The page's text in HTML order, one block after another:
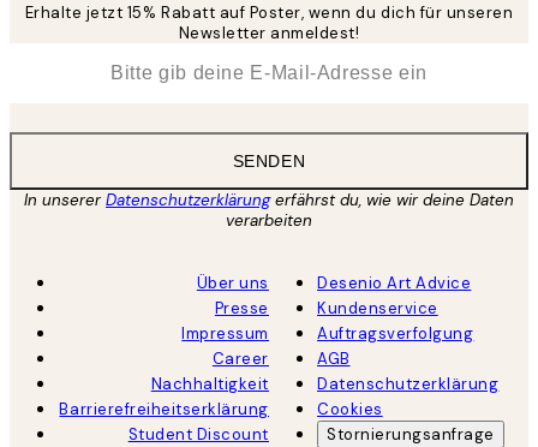
Erhalte jetzt 15% Rabatt auf Poster, wenn du dich für unseren
Newsletter anmeldest!
SENDEN
In unsererDatenschutzerklärungerfährst du, wie wir deine Daten
verarbeiten
Über uns
Presse
Impressum
Career
Nachhaltigkeit
Barrierefreiheitserklärung
Student Discount
Desenio Art Advice
Kundenservice
Auftragsverfolgung
AGB
Datenschutzerklärung
Cookies
Stornierungsanfrage